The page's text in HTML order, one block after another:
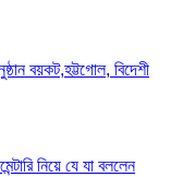
বয়কট,হট্টগোল, বিদেশী
নিয়ে যে যা বললেন